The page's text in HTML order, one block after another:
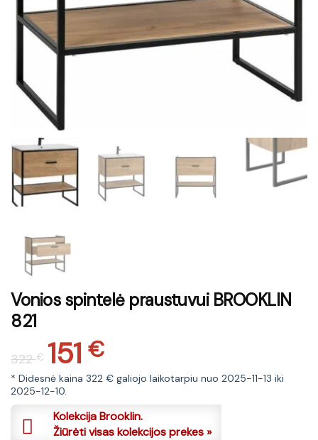
Vonios spintelė praustuvui BROOKLIN
821
322€
Original
price
was:
322 €.
151€
Current
price
is:
151 €.
* Didesnė kaina 322 € galiojo laikotarpiu nuo 2025-11-13 iki
2025-12-10.
Kolekcija Brooklin.
Žiūrėti visas kolekcijos prekes »